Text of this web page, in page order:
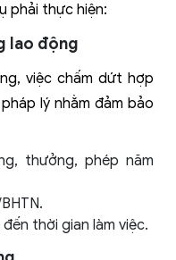
phải thực hiện:
lao động
việc chấm dứt hợp
lý nhằm đảm bảo
thưởng, phép năm
thời gian làm việc.